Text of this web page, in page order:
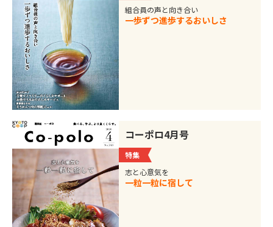
組合員の声と向き合い
一歩ずつ進歩するおいしさ
コーポロ4月号
特集
志と心意気を
一粒一粒に宿して